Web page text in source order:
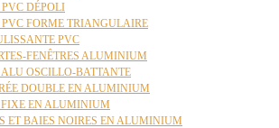
PVC DÉPOLI
PVC FORME TRIANGULAIRE
PVC
FENÊTRES ALUMINIUM
ALU OSCILLO-BATTANTE
DOUBLE EN ALUMINIUM
FIXE EN ALUMINIUM
ET BAIES NOIRES EN ALUMINIUM